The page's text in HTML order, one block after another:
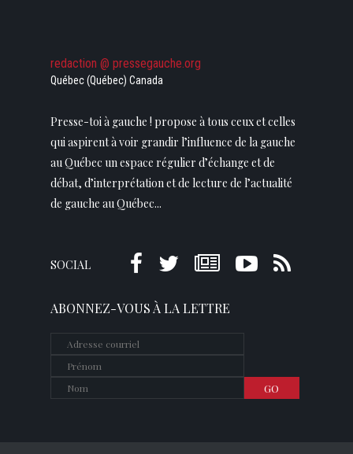
redaction @ pressegauche.org
Québec (Québec) Canada
Presse-toi à gauche ! propose à tous ceux et celles
qui aspirent à voir grandir l’influence de la gauche
au Québec un espace régulier d’échange et de
débat, d’interprétation et de lecture de l’actualité
de gauche au Québec...
SOCIAL
ABONNEZ-VOUS À LA LETTRE